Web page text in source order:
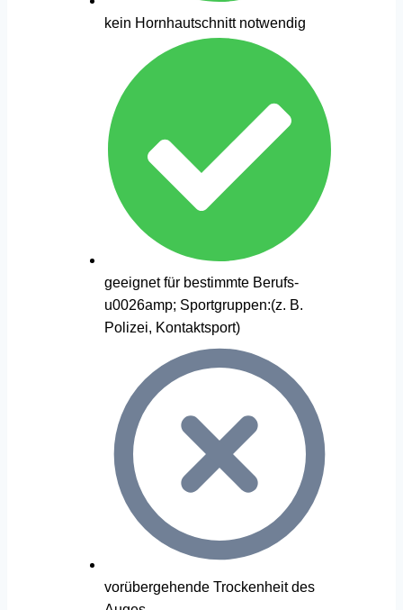
kein Hornhautschnitt notwendig
geeignet für bestimmte Berufs-
u0026amp; Sportgruppen:(z. B.
Polizei, Kontaktsport)
vorübergehende Trockenheit des